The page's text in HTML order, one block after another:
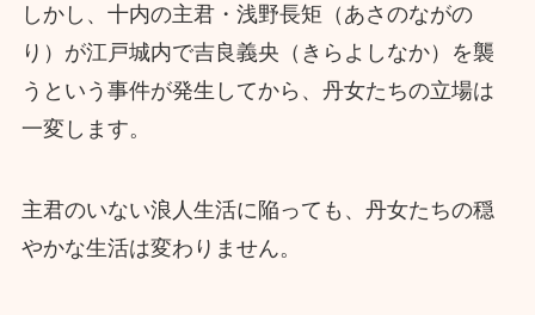
しかし、十内の主君・浅野長矩（あさのながの
り）が江戸城内で吉良義央（きらよしなか）を襲
うという事件が発生してから、丹女たちの立場は
一変します。
主君のいない浪人生活に陥っても、丹女たちの穏
やかな生活は変わりません。